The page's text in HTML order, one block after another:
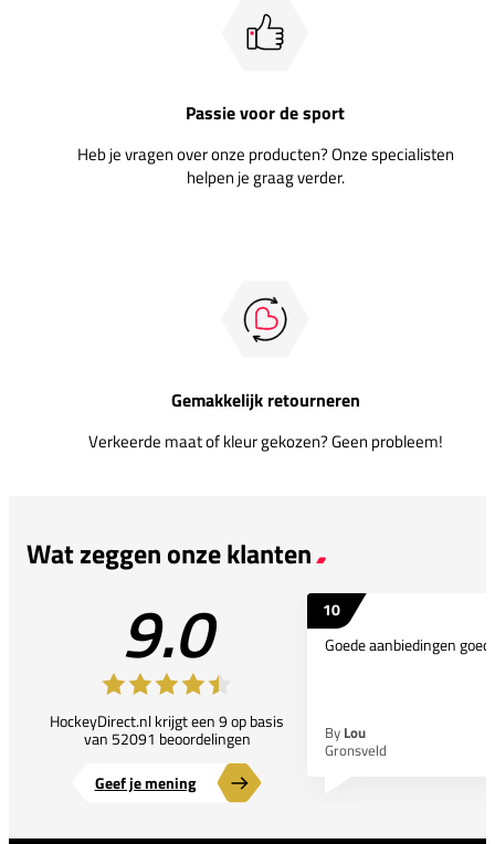
Passie voor de sport
Heb je vragen over onze producten? Onze specialisten
helpen je graag verder.
Gemakkelijk retourneren
Verkeerde maat of kleur gekozen? Geen probleem!
Wat zeggen onze klanten
9.0
HockeyDirect.nl krijgt een 9 op basis
van 52091 beoordelingen
Geef je mening
10
Goede aanbiedingen
By Lou
Gronsveld